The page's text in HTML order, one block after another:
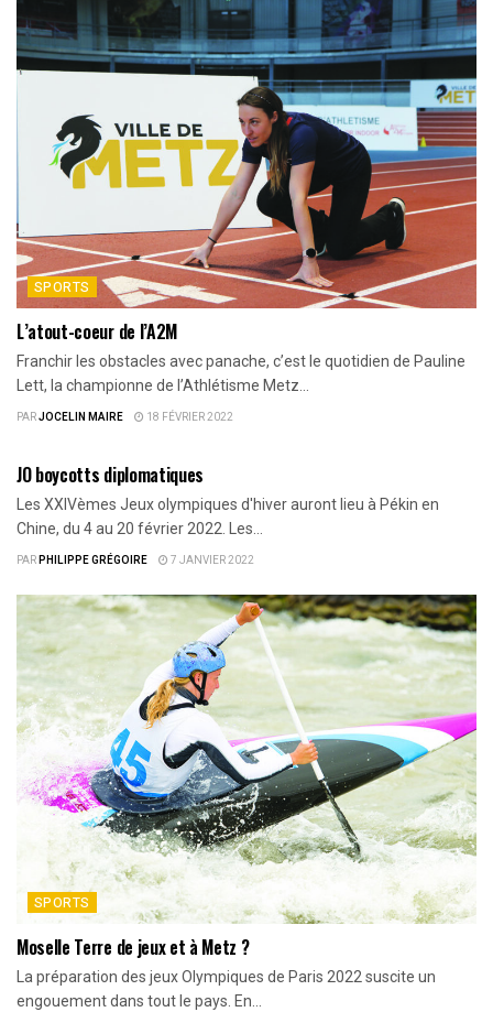
SPORTS
L’atout-coeur de l’A2M
Franchir les obstacles avec panache, c’est le quotidien de Pauline
Lett, la championne de l’Athlétisme Metz...
PARJOCELIN MAIRE 18 FÉVRIER 2022
JO boycotts diplomatiques
Les XXIVèmes Jeux olympiques d'hiver auront lieu à Pékin en
Chine, du 4 au 20 février 2022. Les...
PARPHILIPPE GRÉGOIRE 7 JANVIER 2022
SPORTS
Moselle Terre de jeux et à Metz ?
La préparation des jeux Olympiques de Paris 2022 suscite un
engouement dans tout le pays. En...